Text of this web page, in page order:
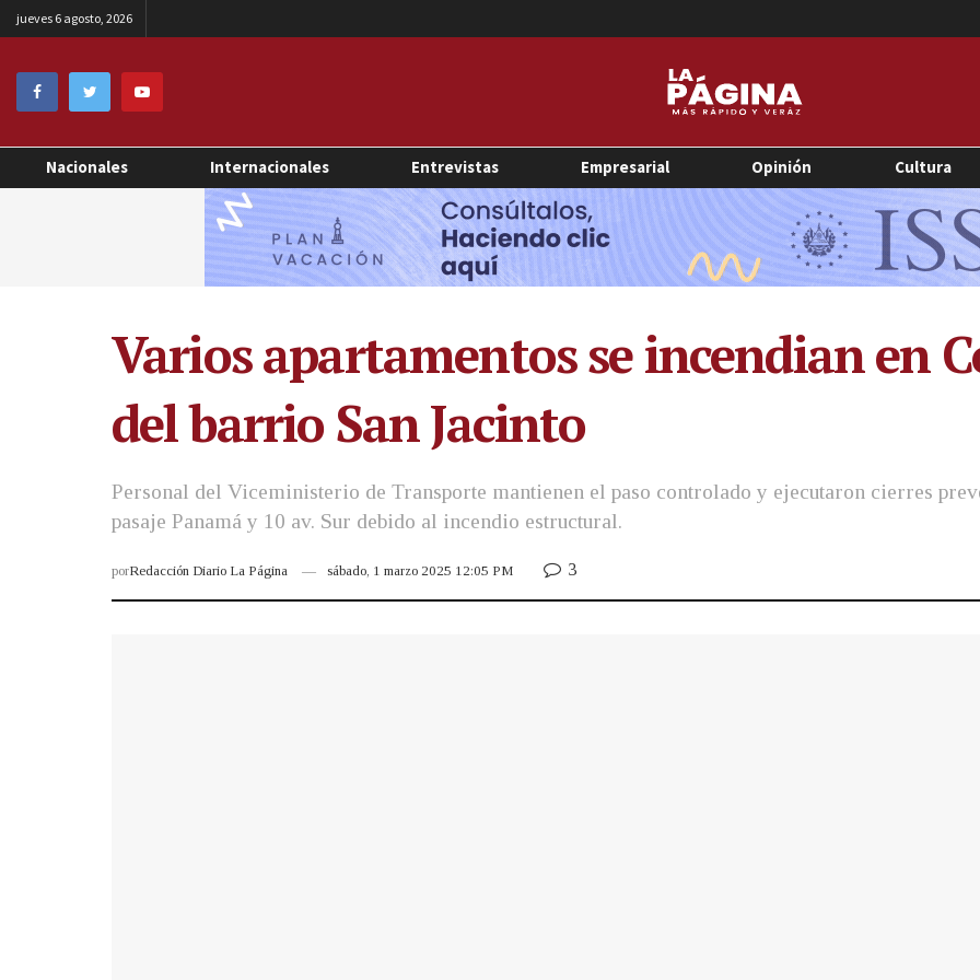
jueves 6 agosto, 2026
Nacionales Internacionales Entrevistas Empresarial Opinión Cultura
Varios apartamentos se incendian en
del barrio San Jacinto
Personal del Viceministerio de Transporte mantienen el paso controlado y ejecutaron cierres
pasaje Panamá y 10 av. Sur debido al incendio estructural.
porRedacción Diario La Página sábado, 1 marzo 2025 12:05 PM 3